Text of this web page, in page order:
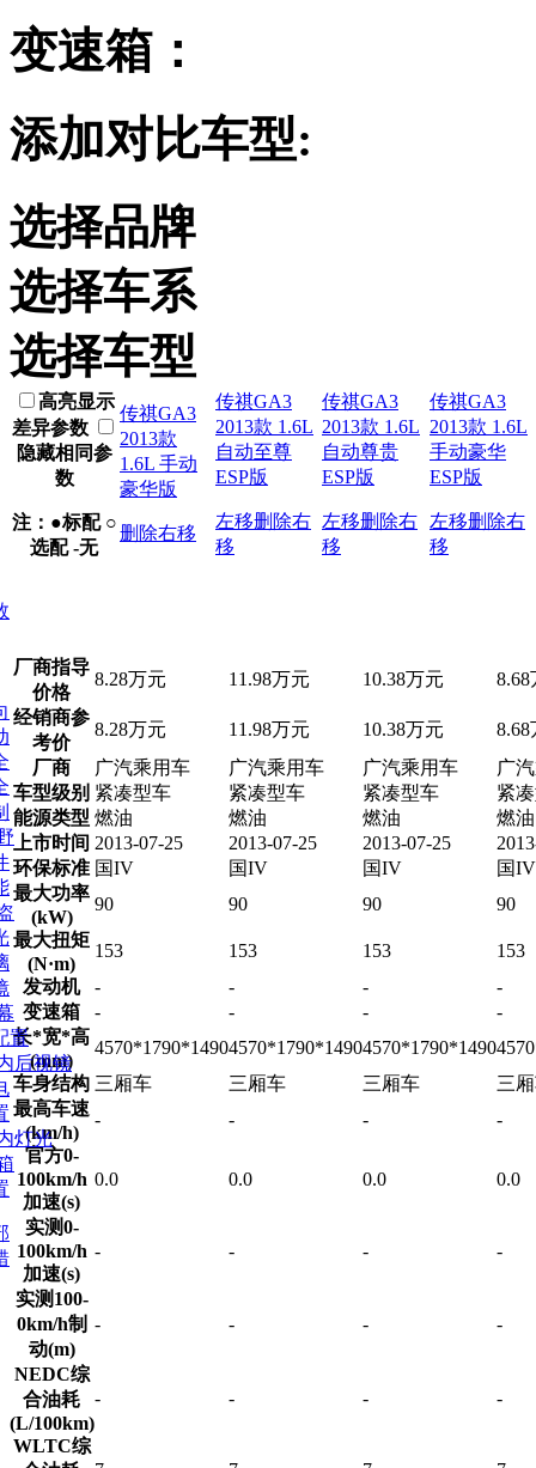
变速箱：
添加对比车型:
选择品牌
选择车系
选择车型
高亮显示
差异参数
隐藏相同参
数
注：●标配 ○
选配 -无
传祺GA3
2013款
1.6L 手动
豪华版
删除右移
传祺GA3
2013款 1.6L
自动至尊
ESP版
左移删除右
移
传祺GA3
2013款 1.6L
自动尊贵
ESP版
左移删除右
移
传祺GA3
2013款 1.6L
手动豪华
ESP版
左移删除右
移
厂商指导
价格
8.28万元 11.98万元 10.38万元
8.68
经销商参
考价
8.28万元 11.98万元 10.38万元
8.68
厂商
广汽乘用车 广汽乘用车 广汽乘用车
广
车型级别 紧凑型车 紧凑型车 紧凑型车
紧
能源类型 燃油 燃油 燃油
燃油
上市时间 2013-07-25 2013-07-25 2013-07-25
环保标准 国IV 国IV 国IV
国IV
最大功率
(kW)
90 90 90
90
最大扭矩
(N·m)
153 153 153
153
发动机
- - -
-
变速箱
- - -
-
长*宽*高
(mm)
4570*1790*14904570*1790*14904570*1790*1490
车身结构 三厢车 三厢车 三厢车
三
最高车速
(km/h)
- - -
-
官方0-
100km/h
加速(s)
0.0 0.0 0.0 0.0
实测0-
100km/h
加速(s)
- - - -
实测100-
0km/h制
动(m)
- - - -
NEDC综
合油耗
(L/100km)
- - - -
WLTC综
置
后视镜
灯光